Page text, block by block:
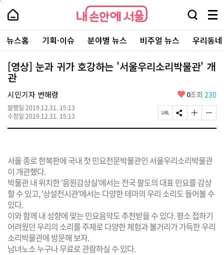
본
로
가
내
손
안
에
서
울
-
서
울
시
대
표
소
통
포
내
손
에
울
검
창
열
기
메
뉴
전
체
보
기
주
요
서
뉴스홈 기획·이슈 분야별 뉴스 비주얼 뉴스 우리동
[영상] 눈과 귀가 호강하는 '서울우리소리박물관' 개
관
시민기자 변해령
발행일 2019.12.31. 15:13
수정일 2019.12.31. 15:13
좋
요
0조회 230
페
이
L
복
사
S
N
하
기
글
자
게
변
하
기
글
자
게
변
경
하
기
서울 종로 한복판에 국내 첫 민요전문박물관인 서울우리소리박물관
이 개관했다.
박물관 내 위치한 '음원감상실'에서는 전국 팔도의 대표 민요를 감상
할 수 있고, '상설전시관'에서는 다양한 테마의 우리 소리도 들어볼 수
있다.
이와 함께 내 성향에 맞는 민요음악도 추천받을 수 있다. 평소 접하기
어려웠던 우리의 소리를 주제로 다양한 체험과 볼거리가 가득한 우리
소리박물관에 방문해 보자.
남녀노소 누구나 무료로 관람하실 수 있다.
페
상
단
로